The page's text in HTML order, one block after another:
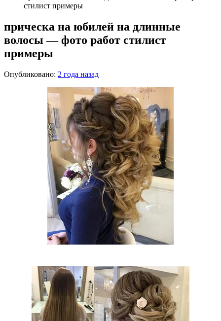
стилист примеры
прическа на юбилей на длинные
волосы — фото работ стилист
примеры
Опубликовано: 2 года назад